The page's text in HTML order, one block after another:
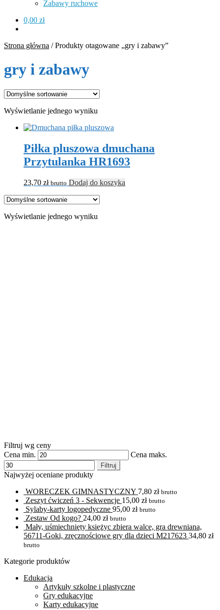
Zabawy ruchowe
0,00 zł
Strona główna /Produkty otagowane „gry i zabawy”
gry i zabawy
Wyświetlanie jednego wyniku
Piłka pluszowa dmuchana
Przytulanka HR1693
23,70 zł brutto Dodaj do koszyka
Wyświetlanie jednego wyniku
Filtruj wg ceny
Cena min.
Cena maks.
Filtruj
Najwyżej oceniane produkty
WORECZEK GIMNASTYCZNY 7,80 zł brutto
Zeszyt ćwiczeń 3 - Sekwencje 15,00 zł brutto
Sylaby-karty logopedyczne 95,00 zł brutto
Zestaw Od kogo? 24,00 zł brutto
Mały, uśmiechnięty księżyc zbiera walce, gra drewniana,
56711-Goki, zręcznościowe gry dla dzieci M217623 34,80 zł
brutto
Kategorie produktów
Edukacja
Artykuły szkolne i plastyczne
Gry edukacyjne
Karty edukacyjne